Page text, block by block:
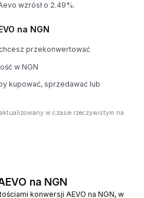
wzrósł o 2.49%.
na NGN
przekonwertować
w NGN
kupować, sprzedawać lub
w czasie rzeczywistym na
na NGN
konwersji AEVO na NGN, w